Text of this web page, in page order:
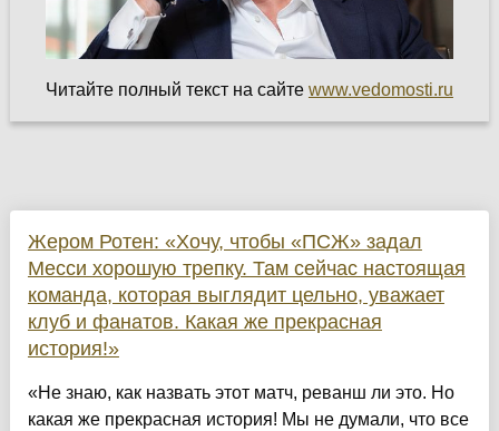
Читайте полный текст на сайте www.vedomosti.ru
Жером Ротен: «Хочу, чтобы «ПСЖ» задал
Месси хорошую трепку. Там сейчас настоящая
команда, которая выглядит цельно, уважает
клуб и фанатов. Какая же прекрасная
история!»
«Не знаю, как назвать этот матч, реванш ли это. Но
какая же прекрасная история! Мы не думали, что все